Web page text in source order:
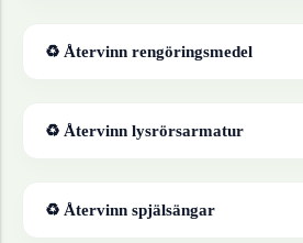
♻ Återvinn rengöringsmedel
♻ Återvinn lysrörsarmatur
♻ Återvinn spjälsängar